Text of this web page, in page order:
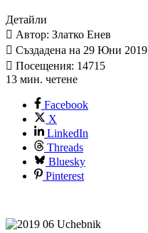
Детайли
Автор: Златко Енев
Създадена на 29 Юни 2019
Посещения: 14715
13 мин. четене
Facebook
X
LinkedIn
Threads
Bluesky
Pinterest